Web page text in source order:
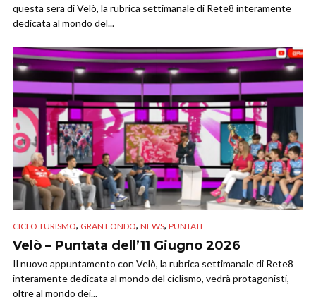
questa sera di Velò, la rubrica settimanale di Rete8 interamente
dedicata al mondo del...
CICLO TURISMO, GRAN FONDO, NEWS, PUNTATE
Velò – Puntata dell’11 Giugno 2026
Il nuovo appuntamento con Velò, la rubrica settimanale di Rete8
interamente dedicata al mondo del ciclismo, vedrà protagonisti,
oltre al mondo dei...